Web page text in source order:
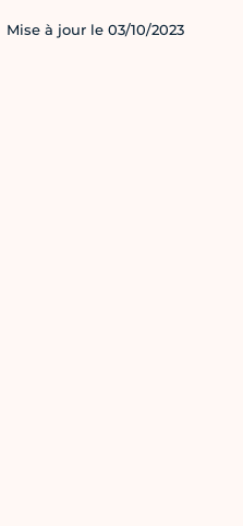
Mise à jour le 03/10/2023